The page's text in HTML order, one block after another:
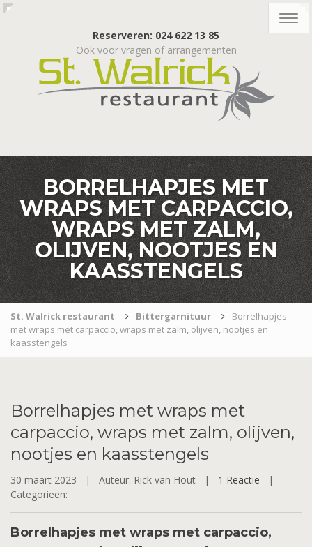
Reserveren: 024 622 13 85
Ook voor vragen of arrangementen
BORRELHAPJES MET
WRAPS MET CARPACCIO,
WRAPS MET ZALM,
OLIJVEN, NOOTJES EN
KAASSTENGELS
St. Walrick restaurant Bittergarnituur
Borrelhapjes
met wraps met carpaccio, wraps met zalm, olijven, nootjes en
kaasstengels
Borrelhapjes met wraps met
carpaccio, wraps met zalm, olijven,
nootjes en kaasstengels
30 maart 2023 | Auteur: Rick van Hout | 1 Reactie |
Categorieën:
Borrelhapjes met wraps met carpaccio,